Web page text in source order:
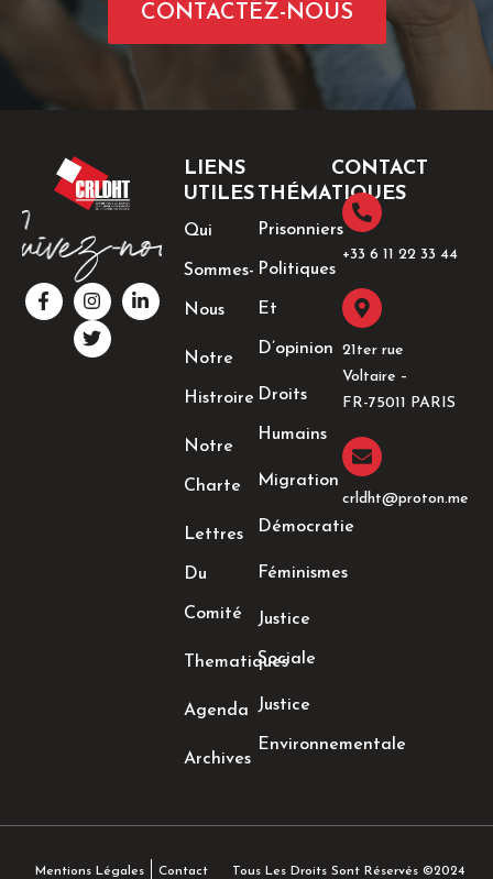
CONTACTEZ-NOUS
F
a
c
I
n
s
t
a
L
i
n
T
w
i
t
t
LIENS
UTILES
Qui
Sommes-
Nous
Notre
Histroire
Notre
Charte
Lettres
Du
Comité
Thematiques
Agenda
Archives
THÉMATIQUES
Prisonniers
Politiques
Et
D’opinion
Droits
Humains
Migration
Démocratie
Féminismes
Justice
Sociale
Justice
Environnementale
CONTACT
+33 6 11 22 33 44​
21ter rue
Voltaire –
FR-75011 PARIS
crldht@proton.me
Mentions Légales Contact Tous Les Droits Sont Réservés ©2024